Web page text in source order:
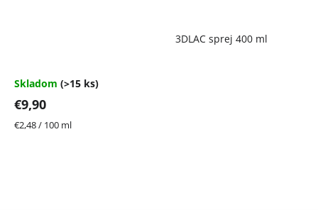
3DLAC sprej 400 ml
4,7
5
hviezdičiek.
Skladom (>15 ks)
€9,90
Jednotková
€2,48 / 100 ml